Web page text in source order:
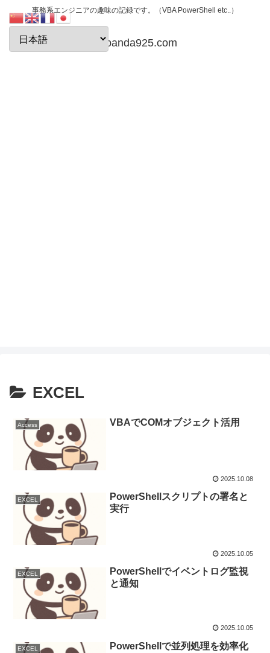
事務系エンジニアの趣味の記録です。（VBA PowerShell etc..）
papanda925.com
EXCEL
Access VBAでCOMオブジェクト活用
2025.10.08
EXCEL
PowerShellスクリプトの署名と
実行
2025.10.05
EXCEL
PowerShellでイベントログ監視
と通知
2025.10.05
EXCEL PowerShellで並列処理を効率化